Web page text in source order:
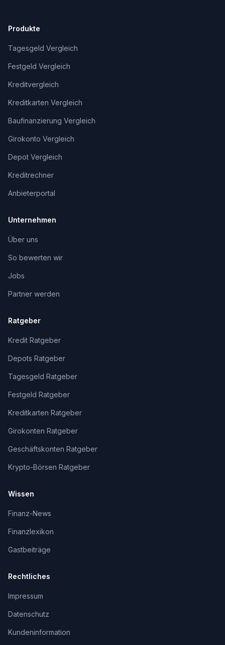
Produkte
Tagesgeld Vergleich
Festgeld Vergleich
Kreditvergleich
Kreditkarten Vergleich
Baufinanzierung Vergleich
Girokonto Vergleich
Depot Vergleich
Kreditrechner
Anbieterportal
Unternehmen
Über uns
So bewerten wir
Jobs
Partner werden
Ratgeber
Kredit Ratgeber
Depots Ratgeber
Tagesgeld Ratgeber
Festgeld Ratgeber
Kreditkarten Ratgeber
Girokonten Ratgeber
Geschäftskonten Ratgeber
Krypto-Börsen Ratgeber
Wissen
Finanz-News
Finanzlexikon
Gastbeiträge
Rechtliches
Impressum
Datenschutz
Kundeninformation